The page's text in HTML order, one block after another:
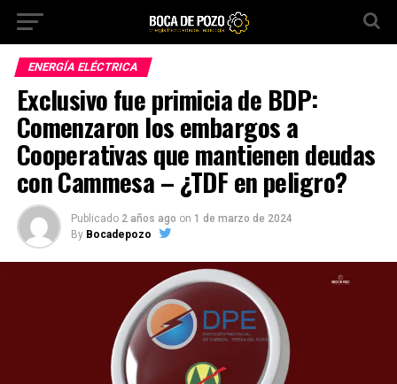
ENERGÍA ELÉCTRICA
Exclusivo fue primicia de BDP:
Comenzaron los embargos a
Cooperativas que mantienen deudas
con Cammesa – ¿TDF en peligro?
Publicado 2 años ago on 1 de marzo de 2024
By Bocadepozo